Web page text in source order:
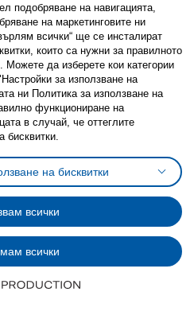
на бисквитки (Cookies)
използване на бисквитки
Обща политика за личните данни
личните данни на ikea.bg
програма IKEA Family
данни на програма IKEA Family
подобряване на навигацията,
на маркетинговите ни
всички“ ще се инсталират
които са нужни за правилното
да изберете кои категории
за използване на
ни Политика за използване на
функциониране на
в случай, че оттеглите
бисквитки.
на бисквитки
всички
всички